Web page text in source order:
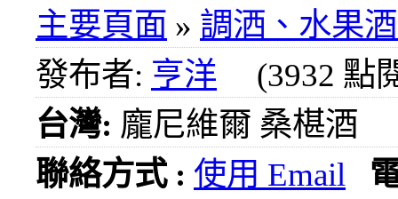
主要頁面 » 調洒、水果
發布者: 亨洋 (3932 點
台灣: 龐尼維爾 桑椹酒
聯絡方式 : 使用 Email